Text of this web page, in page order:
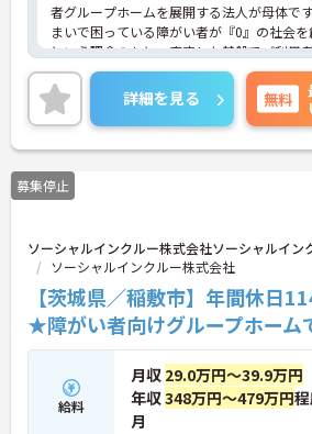
者グループホームを展開する法人が母体で
まいで困っている障がい者が『0』の社会を
という理念のもと、安定した基盤でご利用
立を支援しています。週1日からの勤務が可
ワークや扶養内での勤務も歓迎しており、
ペースで働けます。20代から60代まで幅広
活躍中で、未経験や無資格の方でも安心し
トできるよう、先輩スタッフが丁寧にサポ
す。昇給の機会は年2回あり、頑張りが評価
境です。正社員登用制度や産休・育休制度も
られます。介護に挑戦したい方や、空いた
効活用したい方におすすめです。ご興味の
詳細等をお伝えしますので、お気軽にお問い
ください。
詳細を見る 無料
募集停止
ソーシャルインクルー株式会社ソーシャルイン
ソーシャルインクルー株式会社
【茨城県／稲敷市】年間休日
★障がい者向けグループホーム
給料
月収 29.0万円～39.9万円
年収348万円～479万円
月